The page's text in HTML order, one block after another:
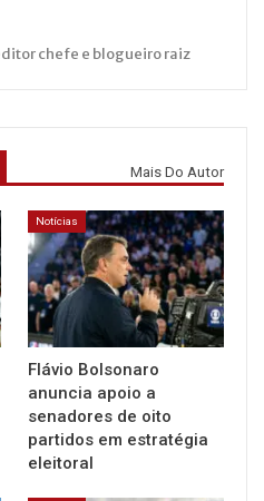
chefe e blogueiro raiz
Mais Do Autor
Notícias
Flávio Bolsonaro
anuncia apoio a
senadores de oito
partidos em estratégia
eleitoral